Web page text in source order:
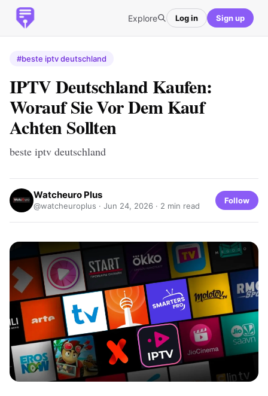
Explore Log in Sign up
#beste iptv deutschland
IPTV Deutschland Kaufen:
Worauf Sie Vor Dem Kauf
Achten Sollten
beste iptv deutschland
Watcheuro Plus
@watcheuroplus · Jun 24, 2026 · 2 min read
Follow